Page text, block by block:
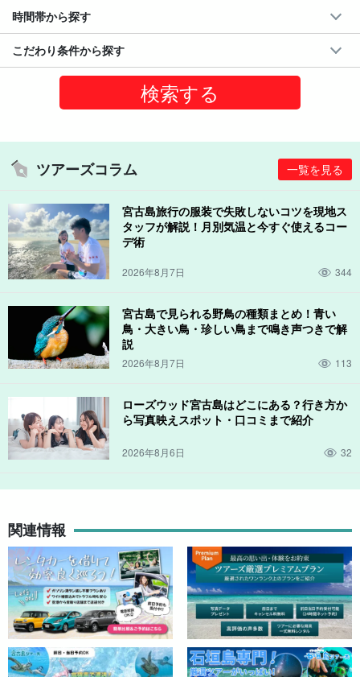
時間帯から探す
こだわり条件から探す
ツアーズコラム 一覧を見る
宮古島旅行の服装で失敗しないコツを現地ス
タッフが解説！月別気温と今すぐ使えるコー
デ術
2026年8月7日 344
宮古島で見られる野鳥の種類まとめ！青い
鳥・大きい鳥・珍しい鳥まで鳴き声つきで解
説
2026年8月7日 113
ローズウッド宮古島はどこにある？行き方か
ら写真映えスポット・口コミまで紹介
2026年8月6日 32
関連情報